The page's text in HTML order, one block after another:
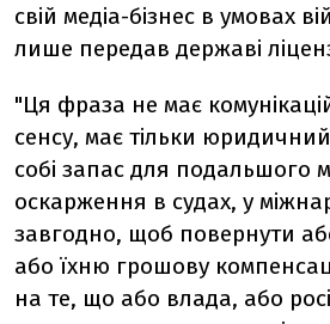
свій медіа-бізнес в умовах
лише передав державі
"Ця фраза не має
сенсу, має тільки
собі запас для подальшого
оскарження в судах, у
завгодно, щоб повернути
або їхню грошову
на те, що або влада, або